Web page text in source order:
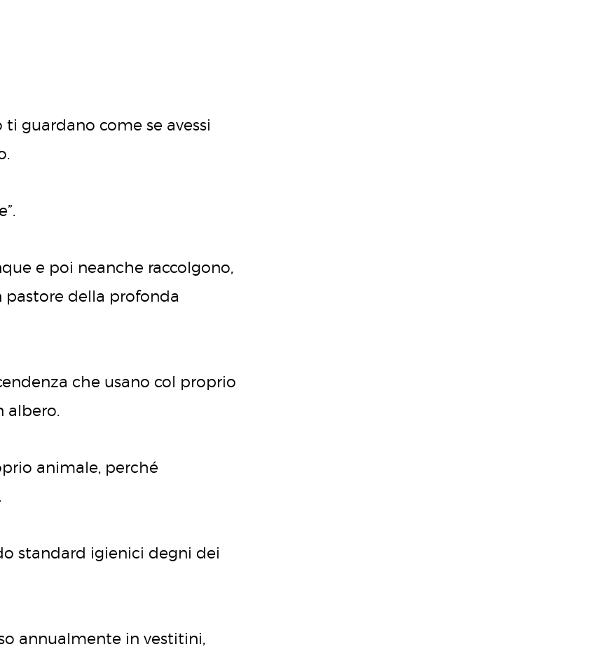
guardano come se avessi
e poi neanche raccolgono,
pastore della profonda
che usano col proprio
albero.
animale, perché
standard igienici degni dei
annualmente in vestitini,